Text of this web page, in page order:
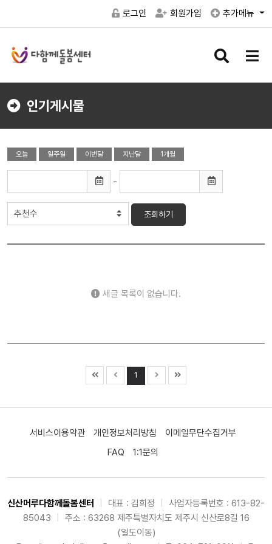
로그인 회원가입 추가메뉴
검
버
메
버
인기게시물
오늘 일주일 이번달 지난달 1개월
-
조회하기
새글 목록이 없습니다.
1
서비스이용약관 개인정보처리방침
이메일무단수집거부
FAQ
1:1문의
신산머루다함께돌봄센터 대표 : 김희정
사업자등록번호 : 613-82-
85043
주소 : 63268 제주특별자치도 제주시 신산로8길 16
(일도이동)